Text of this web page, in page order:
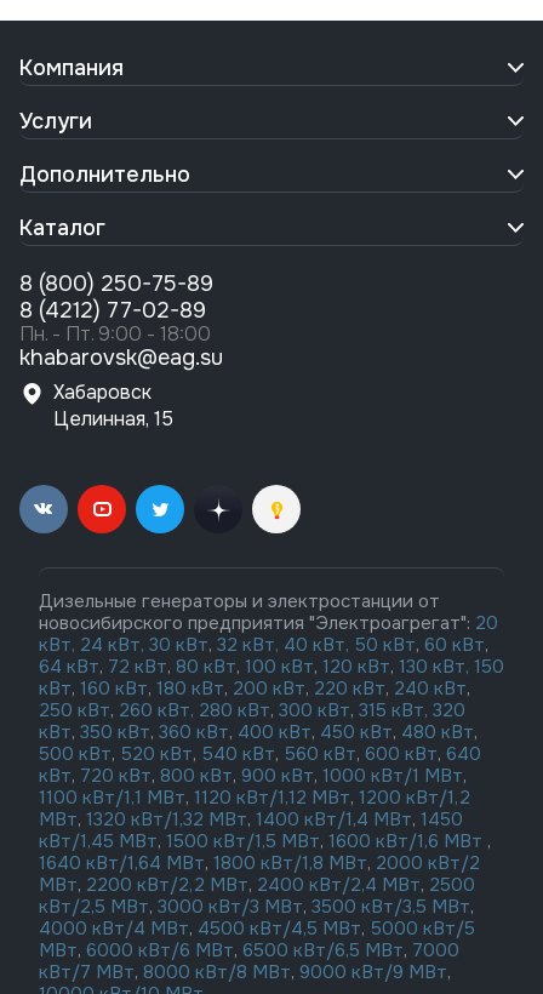
Компания
Услуги
Дополнительно
Каталог
8 (800) 250-75-89
8 (4212) 77-02-89
Пн. - Пт. 9:00 - 18:00
khabarovsk@eag.su
Хабаровск
Целинная, 15
Дизельные генераторы и электростанции от
новосибирского предприятия "Электроагрегат": 20
кВт, 24 кВт, 30 кВт, 32 кВт, 40 кВт, 50 кВт, 60 кВт,
64 кВт, 72 кВт, 80 кВт, 100 кВт, 120 кВт, 130 кВт, 150
кВт, 160 кВт, 180 кВт, 200 кВт, 220 кВт, 240 кВт,
250 кВт, 260 кВт, 280 кВт, 300 кВт, 315 кВт, 320
кВт, 350 кВт, 360 кВт, 400 кВт, 450 кВт, 480 кВт,
500 кВт, 520 кВт, 540 кВт, 560 кВт, 600 кВт, 640
кВт, 720 кВт, 800 кВт, 900 кВт, 1000 кВт/1 МВт,
1100 кВт/1,1 МВт, 1120 кВт/1,12 МВт, 1200 кВт/1,2
МВт, 1320 кВт/1,32 МВт, 1400 кВт/1,4 МВт, 1450
кВт/1,45 МВт, 1500 кВт/1,5 МВт, 1600 кВт/1,6 МВт ,
1640 кВт/1,64 МВт, 1800 кВт/1,8 МВт, 2000 кВт/2
МВт, 2200 кВт/2,2 МВт, 2400 кВт/2,4 МВт, 2500
кВт/2,5 МВт, 3000 кВт/3 МВт, 3500 кВт/3,5 МВт,
4000 кВт/4 МВт, 4500 кВт/4,5 МВт, 5000 кВт/5
МВт, 6000 кВт/6 МВт, 6500 кВт/6,5 МВт, 7000
кВт/7 МВт, 8000 кВт/8 МВт, 9000 кВт/9 МВт,